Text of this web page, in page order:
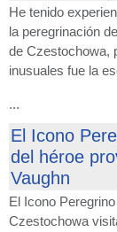
He tenido
la peregrinación
de Czestochowa,
inusuales fue la
...
El Icono
del héroe
Vaughn
El Icono
Czestochowa